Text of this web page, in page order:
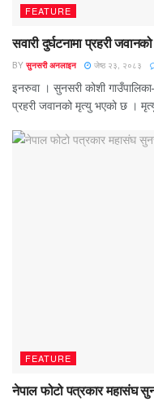
FEATURE
सवारी दुर्घटनामा प्रहरी
BY सुनसरी अनलाइन जेष्ठ २३, २०८३
इनरुवा । सुनसरी कोशी
प्रहरी जवानको मृत्यु भएको छ ।
FEATURE
नेपाल फोटो पत्रकार महासंघ